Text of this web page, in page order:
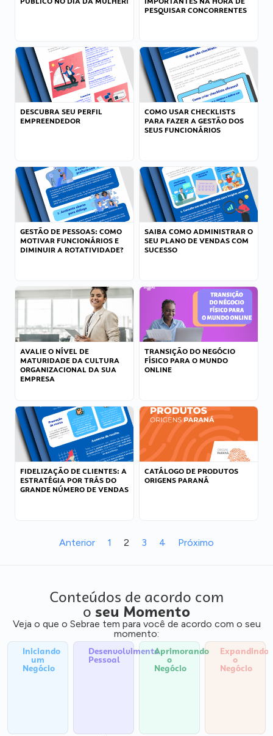
PESQUISAR CONCORRENTES
DESCUBRA SEU PERFIL
EMPREENDEDOR
COMO USAR CHECKLISTS
PARA FAZER A GESTÃO DOS
SEUS FUNCIONÁRIOS
GESTÃO DE PESSOAS: COMO
MOTIVAR FUNCIONÁRIOS E
DIMINUIR A ROTATIVIDADE?
SAIBA COMO ADMINISTRAR O
SEU PLANO DE VENDAS COM
SUCESSO
AVALIE O NÍVEL DE
MATURIDADE DA CULTURA
ORGANIZACIONAL DA SUA
EMPRESA
TRANSIÇÃO DO NEGÓCIO
FÍSICO PARA O MUNDO
ONLINE
FIDELIZAÇÃO DE CLIENTES: A
ESTRATÉGIA POR TRÁS DO
GRANDE NÚMERO DE VENDAS
CATÁLOGO DE PRODUTOS
ORIGENS PARANÁ
Anterior 1 2 3 4 Próximo
Conteúdos de acordo com
o seu Momento
Veja o que o Sebrae tem para você de acordo com o seu
momento:
Iniciando
um
Negócio
Desenvolvimento
Pessoal
Aprimorando
o
Negócio
Expandindo
o
Negócio